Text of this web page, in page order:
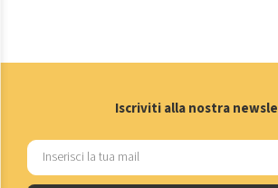
Iscriviti alla nostra